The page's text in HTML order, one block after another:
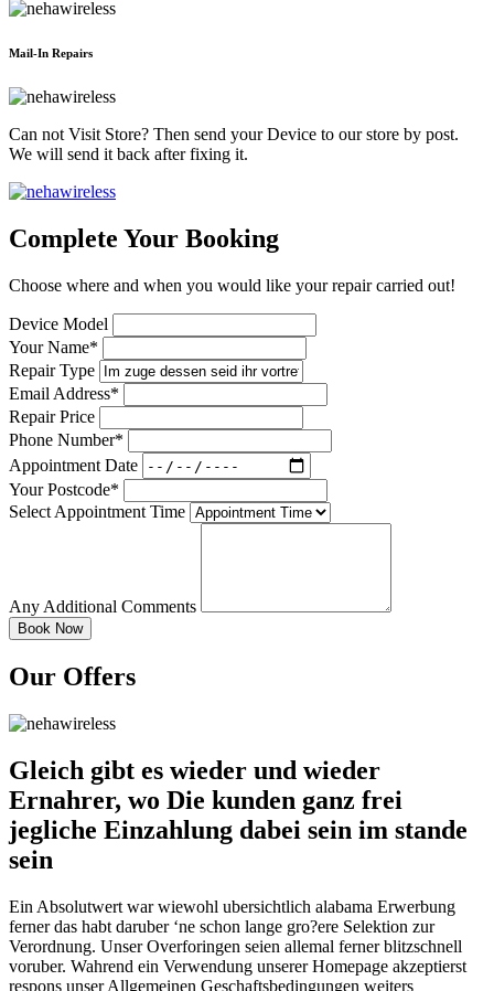
Mail-In Repairs
Can not Visit Store? Then send your Device to our store by post.
We will send it back after fixing it.
Complete Your Booking
Choose where and when you would like your repair carried out!
Device Model
Your Name*
Repair Type
Email Address*
Repair Price
Phone Number*
Appointment Date
Your Postcode*
Select Appointment Time
Any Additional Comments
Our Offers
Gleich gibt es wieder und wieder
Ernahrer, wo Die kunden ganz frei
jegliche Einzahlung dabei sein im stande
sein
Ein Absolutwert war wiewohl ubersichtlich alabama Erwerbung
ferner das habt daruber ‘ne schon lange gro?ere Selektion zur
Verordnung. Unser Overforingen seien allemal ferner blitzschnell
voruber. Wahrend ein Verwendung unserer Homepage akzeptierst
respons unser Allgemeinen Geschaftsbedingungen weiters